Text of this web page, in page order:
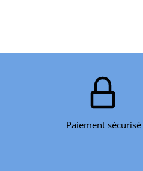
Paiement sécurisé